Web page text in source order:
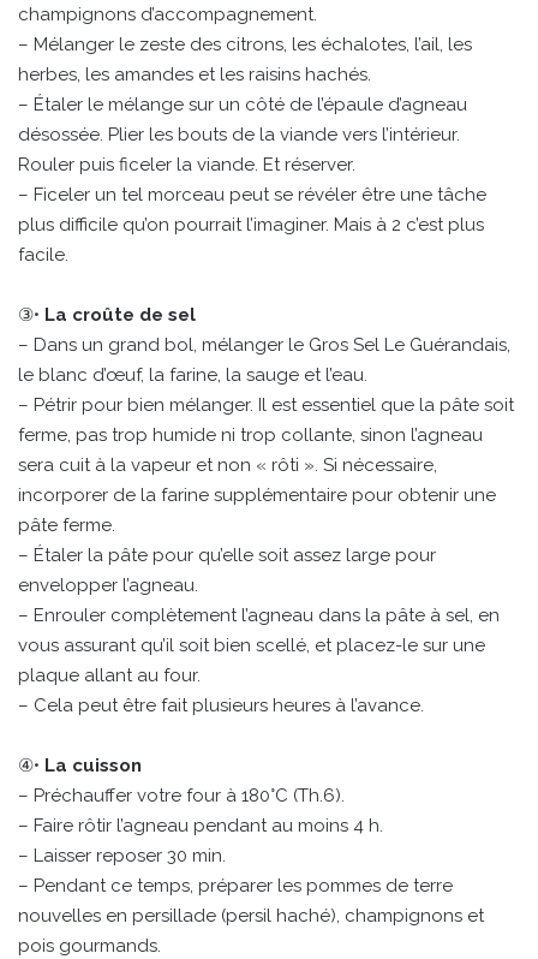
champignons d’accompagnement.
– Mélanger le zeste des citrons, les échalotes, l’ail, les
herbes, les amandes et les raisins hachés.
– Étaler le mélange sur un côté de l’épaule d’agneau
désossée. Plier les bouts de la viande vers l’intérieur.
Rouler puis ficeler la viande. Et réserver.
– Ficeler un tel morceau peut se révéler être une tâche
plus difficile qu’on pourrait l’imaginer. Mais à 2 c’est plus
facile.
③• La croûte de sel
– Dans un grand bol, mélanger le Gros Sel Le Guérandais,
le blanc d’œuf, la farine, la sauge et l’eau.
– Pétrir pour bien mélanger. Il est essentiel que la pâte soit
ferme, pas trop humide ni trop collante, sinon l’agneau
sera cuit à la vapeur et non « rôti ». Si nécessaire,
incorporer de la farine supplémentaire pour obtenir une
pâte ferme.
– Étaler la pâte pour qu’elle soit assez large pour
envelopper l’agneau.
– Enrouler complètement l’agneau dans la pâte à sel, en
vous assurant qu’il soit bien scellé, et placez-le sur une
plaque allant au four.
– Cela peut être fait plusieurs heures à l’avance.
④• La cuisson
– Préchauffer votre four à 180°C (Th.6).
– Faire rôtir l’agneau pendant au moins 4 h.
– Laisser reposer 30 min.
– Pendant ce temps, préparer les pommes de terre
nouvelles en persillade (persil haché), champignons et
pois gourmands.